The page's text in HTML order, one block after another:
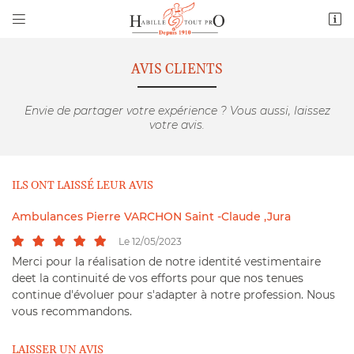


28 avenue Salvador Allende
 Adresse email de réception
Code Captcha
En cochant cette case, vous consentez à recevoir nos propositions
AVIS CLIENTS
Envie de partager votre expérience ? Vous aussi, laissez
votre avis.
ILS ONT LAISSÉ LEUR AVIS
Ambulances Pierre VARCHON Saint -Claude ,Jura
Le 12/05/2023
Merci pour la réalisation de notre identité vestimentaire
deet la continuité de vos efforts pour que nos tenues
continue d'évoluer pour s'adapter à notre profession. Nous
vous recommandons.
LAISSER UN AVIS